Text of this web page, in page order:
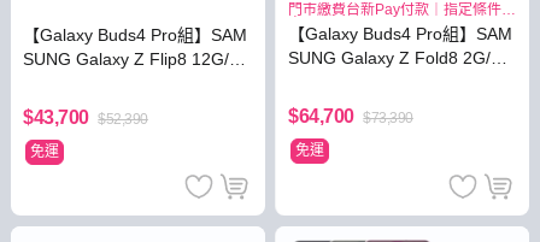
【Galaxy Buds4 Pro組】SAM
SUNG Galaxy Z Flip8 12G/51
$43,700 $52,390
免運
門市繳費台新Pay付款｜指定條件最
高3.8%
【Galaxy Buds4 Pro組】SAM
SUNG Galaxy Z Fold8 2G/51
$64,700 $73,390
免運